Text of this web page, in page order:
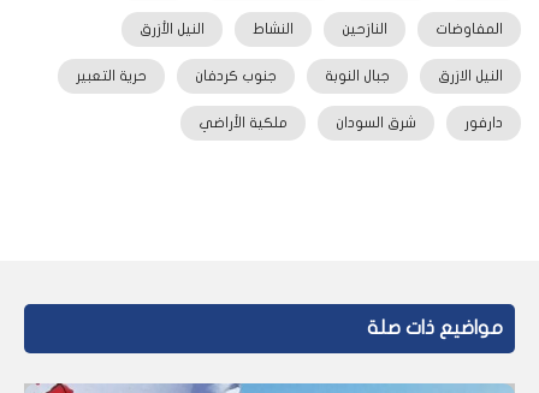
المفاوضات النازحين النشاط النيل الأزرق
النيل الازرق جبال النوبة جنوب كردفان حرية التعبير
دارفور شرق السودان ملكية الأراضي
مواضيع ذات صلة